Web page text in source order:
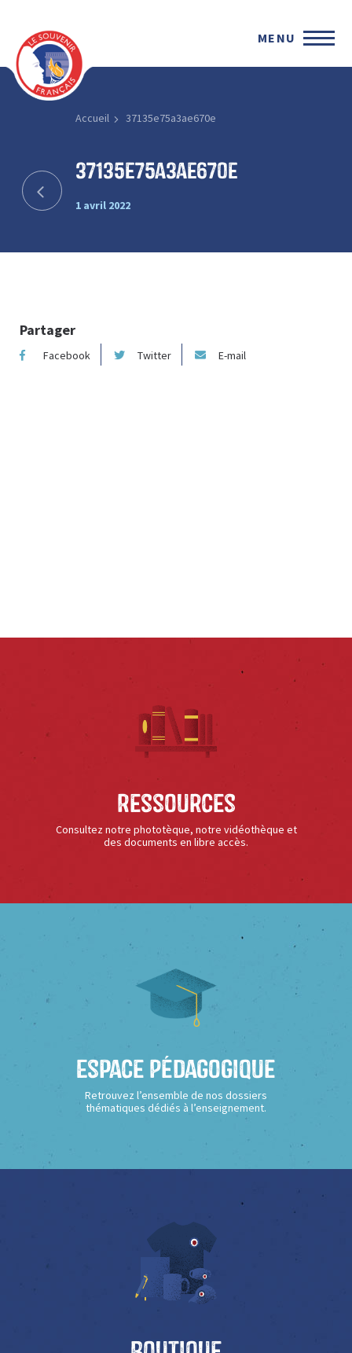
MENU
Accueil 37135e75a3ae670e
37135e75a3ae670e
1 avril 2022
Partager
Facebook Twitter E-mail
Ressources
Consultez notre phototèque, notre vidéothèque et
des documents en libre accès.
Espace Pédagogique
Retrouvez l’ensemble de nos dossiers
thématiques dédiés à l’enseignement.